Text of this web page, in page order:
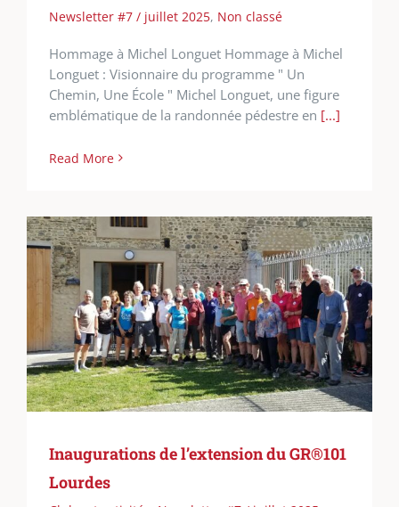
Newsletter #7 / juillet 2025, Non classé
Hommage à Michel Longuet Hommage à Michel
Longuet : Visionnaire du programme " Un
Chemin, Une École " Michel Longuet, une figure
emblématique de la randonnée pédestre en [...]
Read More
Inaugurations de l’extension du GR®101
Lourdes